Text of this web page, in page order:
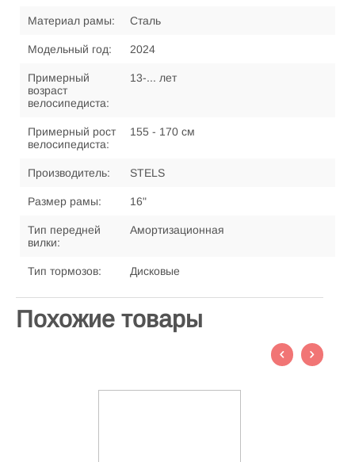
Материал рамы: Сталь
Модельный год: 2024
Примерный
возраст
велосипедиста:
13-... лет
Примерный рост
велосипедиста:
155 - 170 см
Производитель: STELS
Размер рамы: 16"
Тип передней
вилки:
Амортизационная
Тип тормозов: Дисковые
Похожие товары